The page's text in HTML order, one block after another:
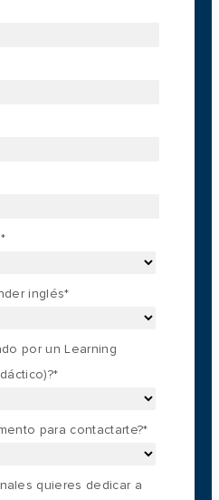
*
inglés*
por un Learning
*
para contactarte?*
quieres dedicar a